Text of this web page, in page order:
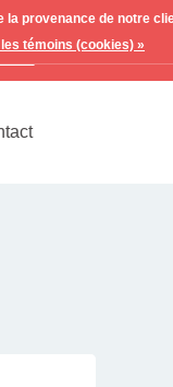
provenance de notre
témoins (cookies) »